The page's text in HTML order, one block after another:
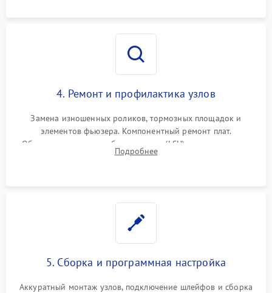
4. Ремонт и профилактика узлов
Замена изношенных роликов, тормозных площадок и
элементов фьюзера. Компонентный ремонт плат.
Обязательная очистка блока лазера (LSU), зеркал и тракта
печати от просыпанного тонера и бумажной пыли.
Подробнее
5. Сборка и программная настройка
Аккуратный монтаж узлов, подключение шлейфов и сборка